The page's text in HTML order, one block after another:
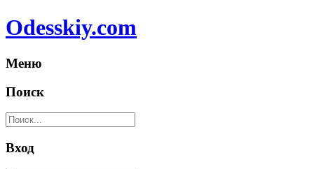
Odesskiy.com
Меню
Поиск
Вход